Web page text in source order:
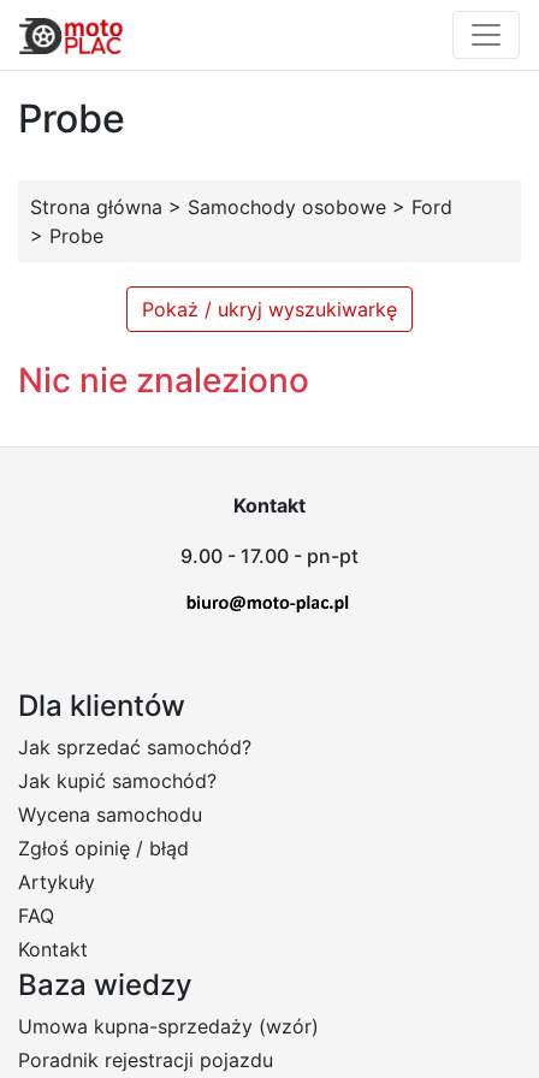
Probe
Strona główna > Samochody osobowe > Ford
> Probe
Pokaż / ukryj wyszukiwarkę
Nic nie znaleziono
Kontakt
9.00 - 17.00 - pn-pt
Dla klientów
Jak sprzedać samochód?
Jak kupić samochód?
Wycena samochodu
Zgłoś opinię / błąd
Artykuły
FAQ
Kontakt
Baza wiedzy
Umowa kupna-sprzedaży (wzór)
Poradnik rejestracji pojazdu